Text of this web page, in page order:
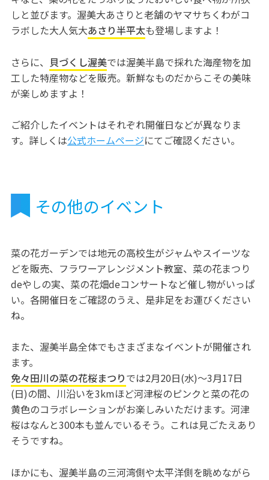
しと並びます。渥美大あさりと老舗のヤマサちくわがコ
ラボした大人気大あさり半平太も登場しますよ！
さらに、 貝づくし渥美では渥美半島で採れた海産物を加
工した特産物などを販売。新鮮なものだからこその美味
が楽しめますよ！
ご紹介したイベントはそれぞれ開催日などが異なりま
す。詳しくは公式ホームページにてご確認ください。
その他のイベント
菜の花ガーデンでは地元の高校生がジャムやスイーツな
どを販売、フラワーアレンジメント教室、菜の花まつり
deやしの実、菜の花畑deコンサートなど催し物がいっぱ
い。各開催日をご確認のうえ、是非足をお運びください
ね。
また、渥美半島全体でもさまざまなイベントが開催され
ます。
免々田川の菜の花桜まつりでは2月20日(水)～3月17日
(日)の間、川沿いを3kmほど河津桜のピンクと菜の花の
黄色のコラボレーションがお楽しみいただけます。河津
桜はなんと300本も並んでいるそう。これは見ごたえあり
そうですね。
ほかにも、渥美半島の三河湾側や太平洋側を眺めながら